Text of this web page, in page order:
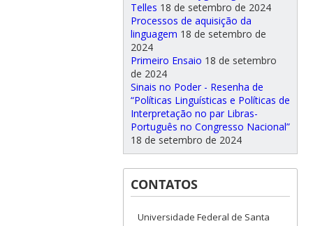
Telles 18 de setembro de 2024
Processos de aquisição da
linguagem 18 de setembro de
2024
Primeiro Ensaio 18 de setembro
de 2024
Sinais no Poder - Resenha de
“Políticas Linguísticas e Políticas de
Interpretação no par Libras-
Português no Congresso Nacional”
18 de setembro de 2024
CONTATOS
Universidade Federal de Santa